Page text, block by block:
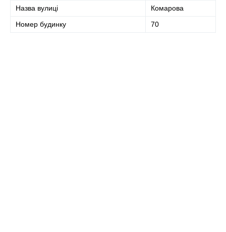
Назва вулиці
Комарова
Номер будинку
70